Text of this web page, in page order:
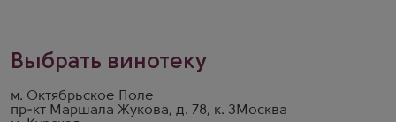
Выбрать винотеку
м. Октябрьское Поле
пр-кт Маршала Жукова, д. 78, к. 3 Москва